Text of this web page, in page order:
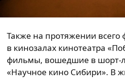
Также на протяжении всего
в кинозалах кинотеатра
фильмы, вошедшие в шорт-
«Научное кино Сибири». В